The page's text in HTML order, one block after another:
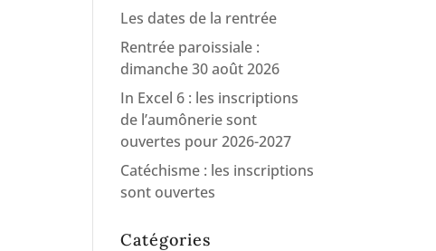
Les dates de la rentrée
Rentrée paroissiale :
dimanche 30 août 2026
In Excel 6 : les inscriptions
de l’aumônerie sont
ouvertes pour 2026-2027
Catéchisme : les inscriptions
sont ouvertes
Catégories